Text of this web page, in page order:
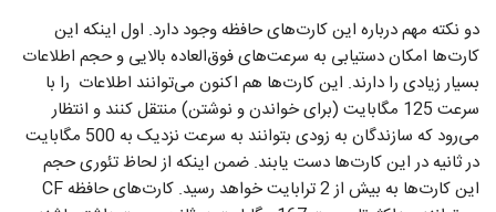
دو نکته مهم درباره این کارت‌های حافظه وجود دارد. اول اینکه این
کارت‌ها امکان دستیابی به سرعت‌های فوق‌العاده بالایی و حجم اطلاعات
بسیار زیادی را دارند. این کارت‌ها هم اکنون می‌توانند اطلاعات را با
سرعت 125 مگابایت (برای خواندن و نوشتن) منتقل کنند و انتظار
می‌رود که سازندگان به زودی بتوانند به سرعت‌ نزدیک به 500 مگابایت
در ثانیه در این کارت‌ها دست یابند. ضمن اینکه از لحاظ تئوری حجم
این کارت‌ها به بیش از 2 ترابایت خواهد رسید. کارت‌های حافظه CF